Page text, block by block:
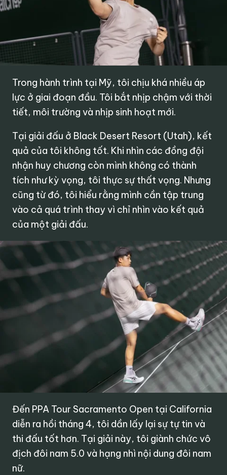
Trong hành trình tại Mỹ, tôi chịu khá nhiều áp
lực ở giai đoạn đầu. Tôi bắt nhịp chậm với thời
tiết, môi trường và nhịp sinh hoạt mới.
Tại giải đấu ở Black Desert Resort (Utah), kết
quả của tôi không tốt. Khi nhìn các đồng đội
nhận huy chương còn mình không có thành
tích như kỳ vọng, tôi thực sự thất vọng. Nhưng
cũng từ đó, tôi hiểu rằng mình cần tập trung
vào cả quá trình thay vì chỉ nhìn vào kết quả
của một giải đấu.
Đến PPA Tour Sacramento Open tại California
diễn ra hồi tháng 4, tôi dần lấy lại sự tự tin và
thi đấu tốt hơn. Tại giải này, tôi giành chức vô
địch đôi nam 5.0 và hạng nhì nội dung đôi nam
nữ.